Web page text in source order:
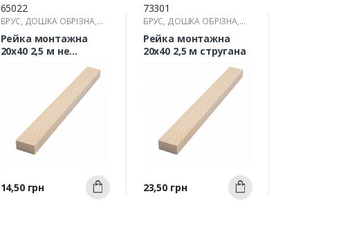
65022
БРУС, ДОШКА ОБРІЗНА,
РЕЙКА
Рейка монтажна
20х40 2,5 м не
Швидкий
перегляд
Ціна
14,50 грн Купити
73301
БРУС, ДОШКА ОБРІЗНА,
РЕЙКА
Рейка монтажна
20х40 2,5 м стругана
Швидкий
перегляд
Ціна
23,50 грн Купити